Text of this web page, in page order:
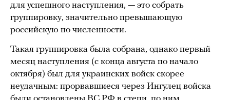
для успешного наступления, — это собрать
группировку, значительно превышающую
российскую по численности.
Такая группировка была собрана, однако первый
месяц наступления (с конца августа по начало
октября) был для украинских войск скорее
неудачным: прорвавшиеся через Ингулец войска